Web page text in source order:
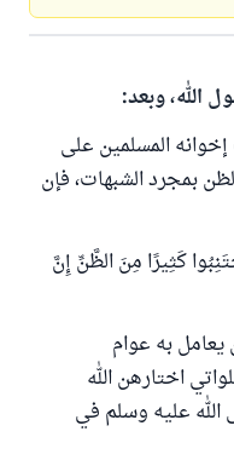
الله، وبعد:
المسلمين على
بمجرد الشبهات، فإن
كَثِيرًا مِنَ الظَّنِّ إِنَّ
يعامل به عوام
اختارهن الله
عليه وسلم في